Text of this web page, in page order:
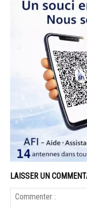
LAISSER UN